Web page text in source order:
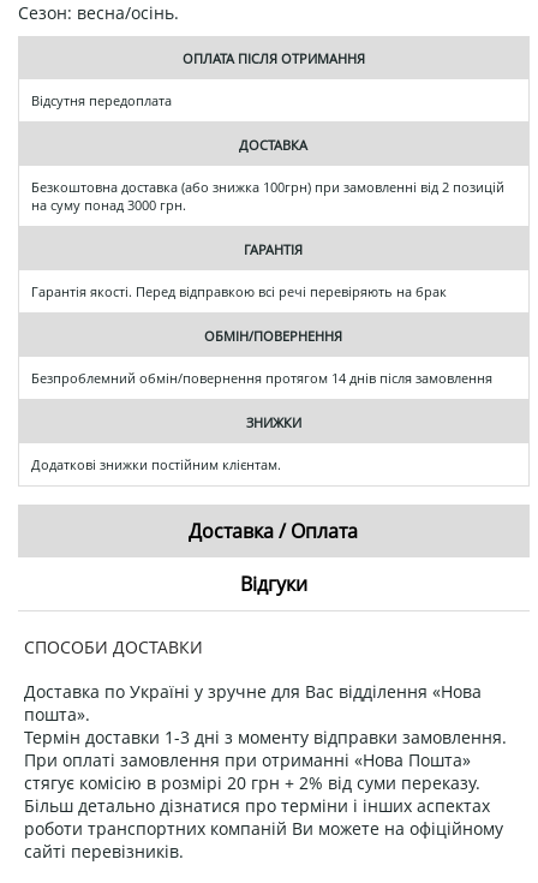
Сезон: весна/осінь.
ОПЛАТА ПІСЛЯ ОТРИМАННЯ
Відсутня передоплата
ДОСТАВКА
Безкоштовна доставка (або знижка 100грн) при замовленні від 2 позицій
на суму понад 3000 грн.
ГАРАНТІЯ
Гарантія якості. Перед відправкою всі речі перевіряють на брак
ОБМІН/ПОВЕРНЕННЯ
Безпроблемний обмін/повернення протягом 14 днів після замовлення
ЗНИЖКИ
Додаткові знижки постійним клієнтам.
Доставка / Оплата
Відгуки
СПОСОБИ ДОСТАВКИ
Доставка по Україні у зручне для Вас відділення «Нова
пошта».
Термін доставки 1-3 дні з моменту відправки замовлення.
При оплаті замовлення при отриманні «Нова Пошта»
стягує комісію в розмірі 20 грн + 2% від суми переказу.
Більш детально дізнатися про терміни і інших аспектах
роботи транспортних компаній Ви можете на офіційному
сайті перевізників.